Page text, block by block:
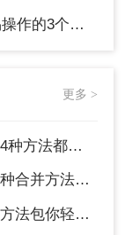
到合并后的
的方法介绍
方法可选，
3个方法！
更多 >
特别简单！
法超实用！
你轻松解决